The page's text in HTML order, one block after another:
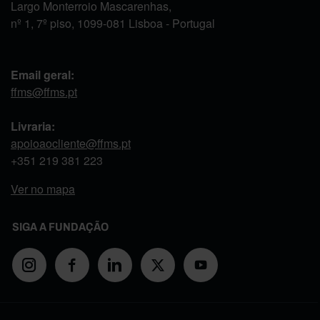
Largo Monterroio Mascarenhas,
nº 1, 7º piso, 1099-081 Lisboa - Portugal
Email geral:
ffms@ffms.pt
Livraria:
apoioaocliente@ffms.pt
+351 219 381 223
Ver no mapa
SIGA A FUNDAÇÃO